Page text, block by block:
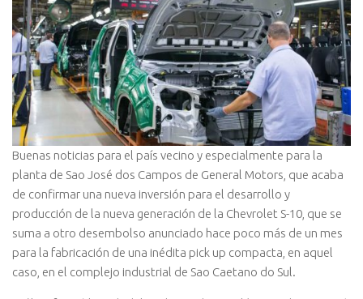
Buenas noticias para el país vecino y especialmente para la
planta de Sao José dos Campos de General Motors, que acaba
de confirmar una nueva inversión para el desarrollo y
producción de la nueva generación de la Chevrolet S-10, que se
suma a otro desembolso anunciado hace poco más de un mes
para la fabricación de una inédita pick up compacta, en aquel
caso, en el complejo industrial de Sao Caetano do Sul.